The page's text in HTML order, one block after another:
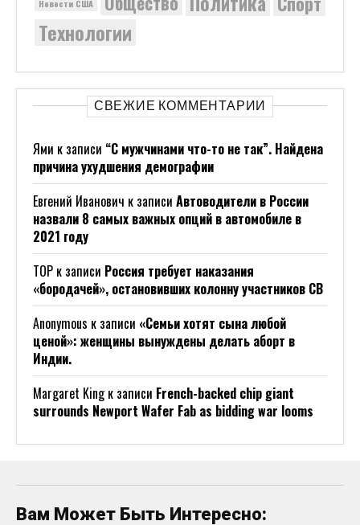
Новости США
Технологии
СВЕЖИЕ КОММЕНТАРИИ
Ями к записи “С мужчинами что-то не так”. Найдена
причина ухудшения демографии
Евгений Иванович к записи Автоводители в России
назвали 8 самых важных опций в автомобиле в
2021 году
ТОР к записи Россия требует наказания
«бородачей», остановивших колонну участников СВ
Anonymous к записи «Семьи хотят сына любой
ценой»: женщины вынуждены делать аборт в
Индии.
Margaret Kingк записи French-backed chip giant
surrounds Newport Wafer Fab as bidding war looms
Вам Может Быть Интересно: